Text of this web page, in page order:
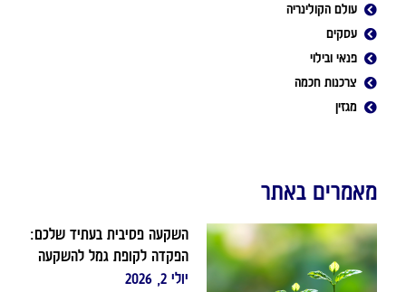
עולם הקולינריה
עסקים
פנאי ובילוי
צרכנות חכמה
מגזין
מאמרים באתר
השקעה פסיבית בעתיד שלכם:
הפקדה לקופת גמל להשקעה
יולי 2, 2026